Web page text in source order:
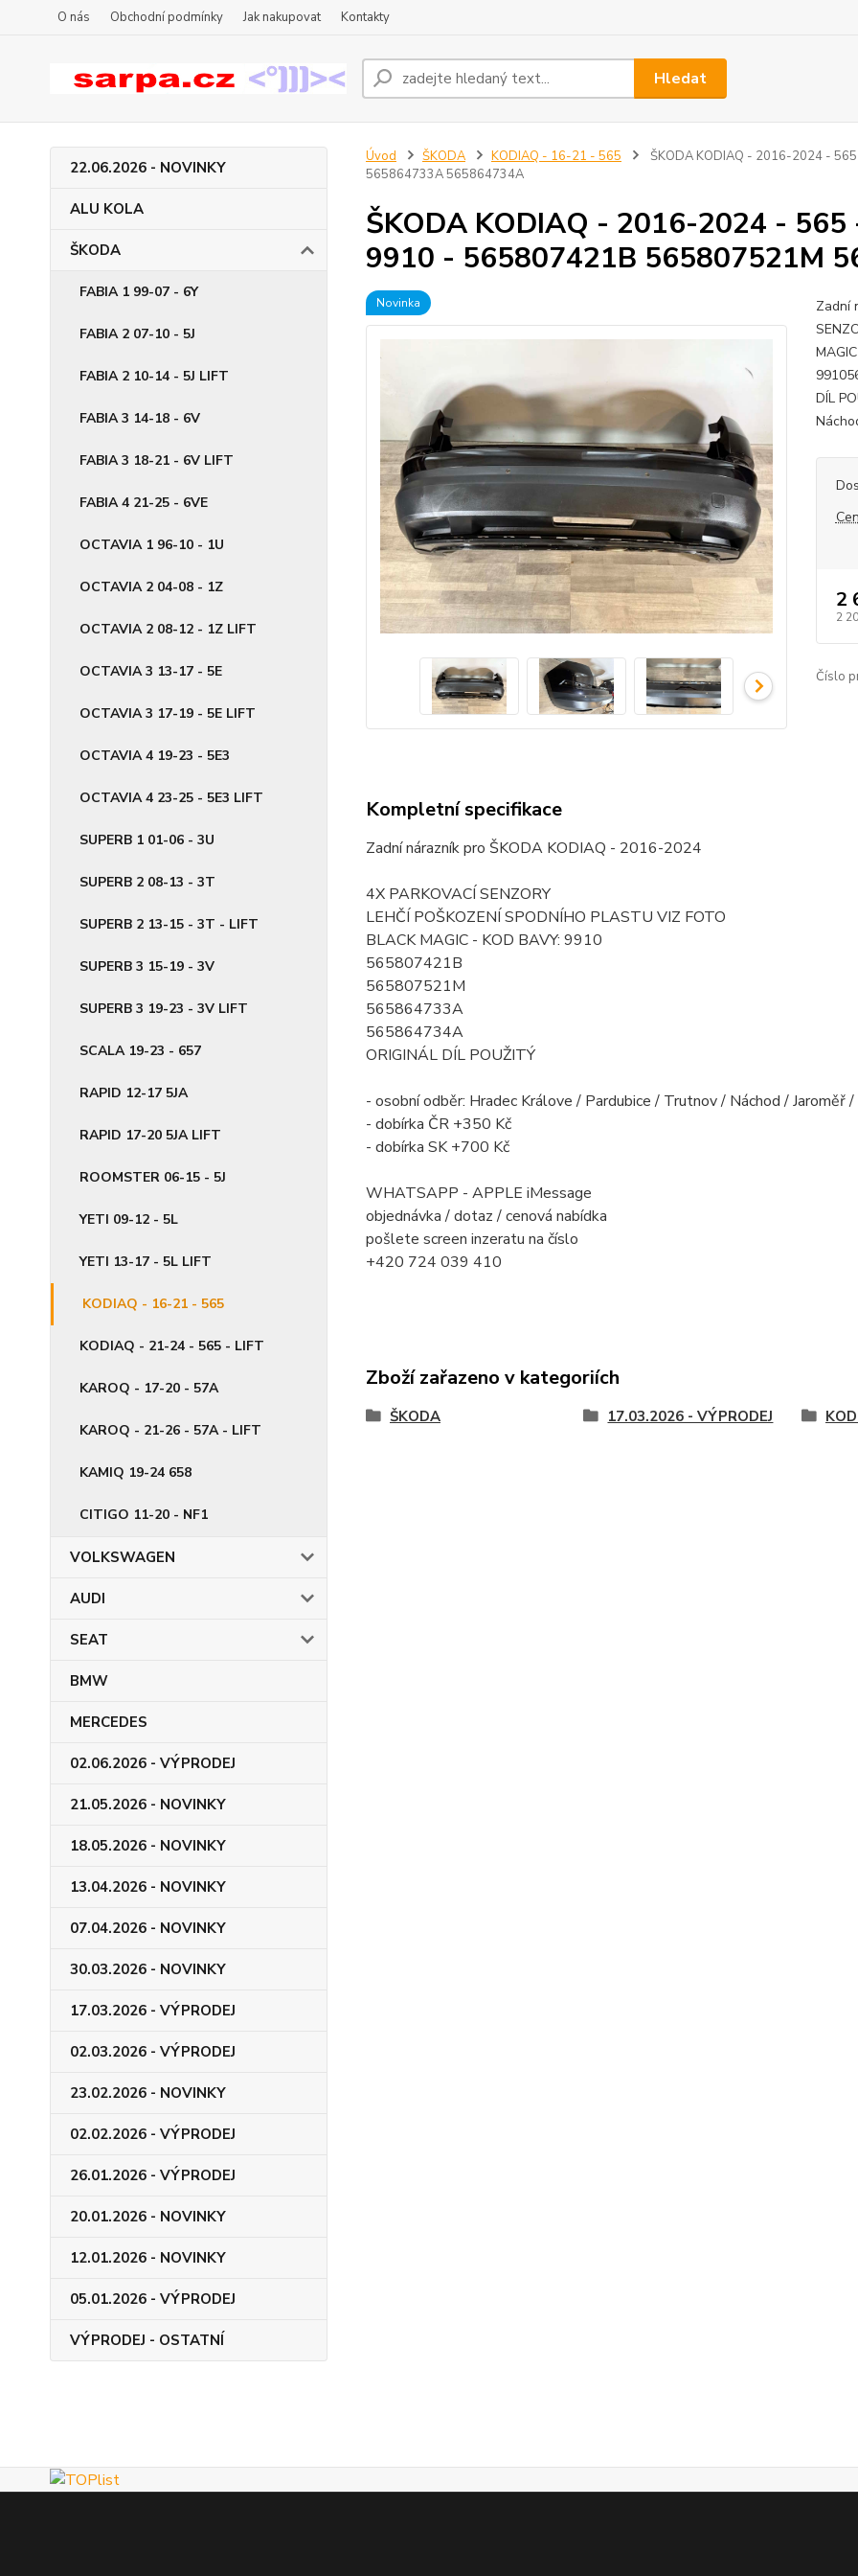
O nás Obchodní podmínky Jak nakupovat Kontakty
Hledat
22.06.2026 - NOVINKY
ALU KOLA
ŠKODA
FABIA 1 99-07 - 6Y
FABIA 2 07-10 - 5J
FABIA 2 10-14 - 5J LIFT
FABIA 3 14-18 - 6V
FABIA 3 18-21 - 6V LIFT
FABIA 4 21-25 - 6VE
OCTAVIA 1 96-10 - 1U
OCTAVIA 2 04-08 - 1Z
OCTAVIA 2 08-12 - 1Z LIFT
OCTAVIA 3 13-17 - 5E
OCTAVIA 3 17-19 - 5E LIFT
OCTAVIA 4 19-23 - 5E3
OCTAVIA 4 23-25 - 5E3 LIFT
SUPERB 1 01-06 - 3U
SUPERB 2 08-13 - 3T
SUPERB 2 13-15 - 3T - LIFT
SUPERB 3 15-19 - 3V
SUPERB 3 19-23 - 3V LIFT
SCALA 19-23 - 657
RAPID 12-17 5JA
RAPID 17-20 5JA LIFT
ROOMSTER 06-15 - 5J
YETI 09-12 - 5L
YETI 13-17 - 5L LIFT
KODIAQ - 16-21 - 565
KODIAQ - 21-24 - 565 - LIFT
KAROQ - 17-20 - 57A
KAROQ - 21-26 - 57A - LIFT
KAMIQ 19-24 658
CITIGO 11-20 - NF1
VOLKSWAGEN
AUDI
SEAT
BMW
MERCEDES
02.06.2026 - VÝPRODEJ
21.05.2026 - NOVINKY
18.05.2026 - NOVINKY
13.04.2026 - NOVINKY
07.04.2026 - NOVINKY
30.03.2026 - NOVINKY
17.03.2026 - VÝPRODEJ
02.03.2026 - VÝPRODEJ
23.02.2026 - NOVINKY
02.02.2026 - VÝPRODEJ
26.01.2026 - VÝPRODEJ
20.01.2026 - NOVINKY
12.01.2026 - NOVINKY
05.01.2026 - VÝPRODEJ
VÝPRODEJ - OSTATNÍ
Úvod ŠKODA KODIAQ - 16-21 - 565
ŠKODA KODIAQ - 2016-2024 -
565864733A 565864734A
ŠKODA KODIAQ - 2016-2024 -
9910 - 565807421B 565807521M
Novinka
Zadní
DÍL
2
2
Číslo
Kompletní specifikace
Zadní nárazník pro ŠKODA KODIAQ - 2016-2024
4X PARKOVACÍ SENZORY
LEHČÍ POŠKOZENÍ SPODNÍHO PLASTU VIZ FOTO
BLACK MAGIC - KOD BAVY: 9910
565807421B
565807521M
565864733A
565864734A
ORIGINÁL DÍL POUŽITÝ
- osobní odběr: Hradec Králove / Pardubice / Trutnov / Náchod / Jaroměř
- dobírka ČR +350 Kč
- dobírka SK +700 Kč
WHATSAPP - APPLE iMessage
objednávka / dotaz / cenová nabídka
pošlete screen inzeratu na číslo
+420 724 039 410
Zboží zařazeno v kategoriích
ŠKODA 17.03.2026 - VÝPRODEJ